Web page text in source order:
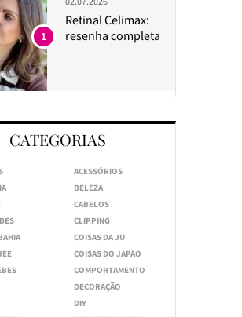
Retinal Celimax:
resenha completa
1
CATEGORIAS
ACESSÓRIOS
BELEZA
CABELOS
CLIPPING
COISAS DA JU
COISAS DO JAPÃO
COMPORTAMENTO
DECORAÇÃO
DIY